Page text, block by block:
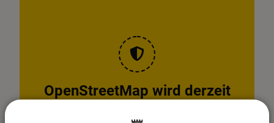
OpenStreetMap wird derzeit